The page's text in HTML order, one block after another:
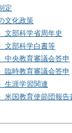
定
文化政策
文部科学省周年史
文部科学白書等
中央教育審議会答申
臨時教育審議会答申
生涯学習関連
米国教育使節団報告